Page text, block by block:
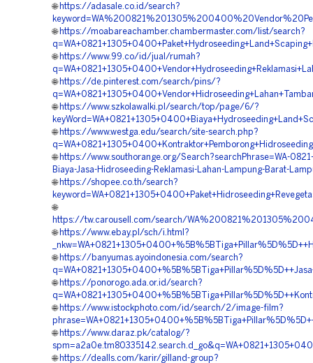
🌐 https://adasale.co.id/search?
🌐 https://moabareachamber.chambermaster.com/list/search?
🌐 https://www.99.co/id/jual/rumah?
🌐 https://de.pinterest.com/search/pins/?
🌐 https://www.szkolawalki.pl/search/top/page/6/?
🌐 https://www.westga.edu/search/site-search.php?
🌐 https://www.southorange.org/Search?searchPhrase=WA-
Biaya-Jasa-Hidroseeding-Reklamasi-Lahan-Lampung-Barat-
🌐 https://shopee.co.th/search?
🌐
https://tw.carousell.com/search/
🌐 https://www.ebay.pl/sch/i.html?
🌐 https://banyumas.ayoindonesia.com/search?
🌐 https://ponorogo.ada.or.id/search?
🌐 https://www.istockphoto.com/id/search/2/image-film?
🌐 https://www.daraz.pk/catalog/?
🌐 https://dealls.com/karir/gilland-group?